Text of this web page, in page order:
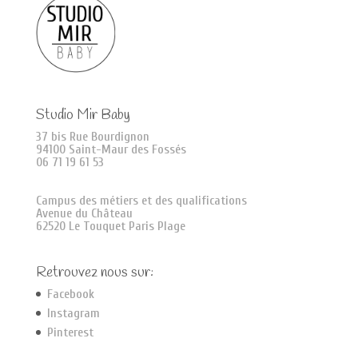
Studio Mir Baby
37 bis Rue Bourdignon
94100 Saint-Maur des Fossés
06 71 19 61 53
Campus des métiers et des qualifications
Avenue du Château
62520 Le Touquet Paris Plage
Retrouvez nous sur:
Facebook
Instagram
Pinterest